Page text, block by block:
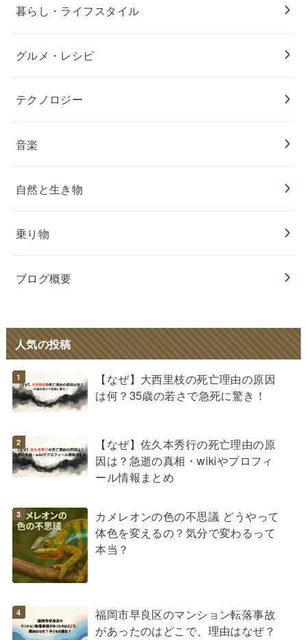
暮らし・ライフスタイル
グルメ・レシピ
テクノロジー
音楽
自然と生き物
乗り物
ブログ概要
人気の投稿
【なぜ】大西里枝の死亡理由の原因
は何？35歳の若さで急死に驚き！
【なぜ】佐久本秀行の死亡理由の原
因は？急逝の真相・wikiやプロフィ
ール情報まとめ
カメレオンの色の不思議 どうやって
体色を変えるの？気分で変わるって
本当？
福岡市早良区のマンション転落事故
があったのはどこで、理由はなぜ？